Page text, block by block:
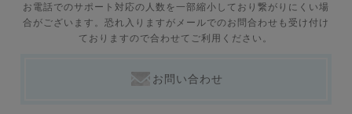
お電話でのサポート対応の人数を一部縮小しており繋がりにくい場
合がございます。恐れ入りますがメールでのお問合わせも受け付け
ておりますので合わせてご利用ください。
お問い合わせ